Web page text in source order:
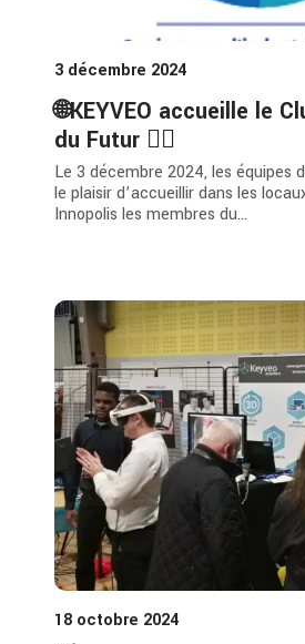
3 décembre 2024
🌐KEYVEO accueille le
du Futur 👷‍♂️
Le 3 décembre 2024, les équipes
le plaisir d’accueillir dans les
Innopolis les membres du...
18 octobre 2024